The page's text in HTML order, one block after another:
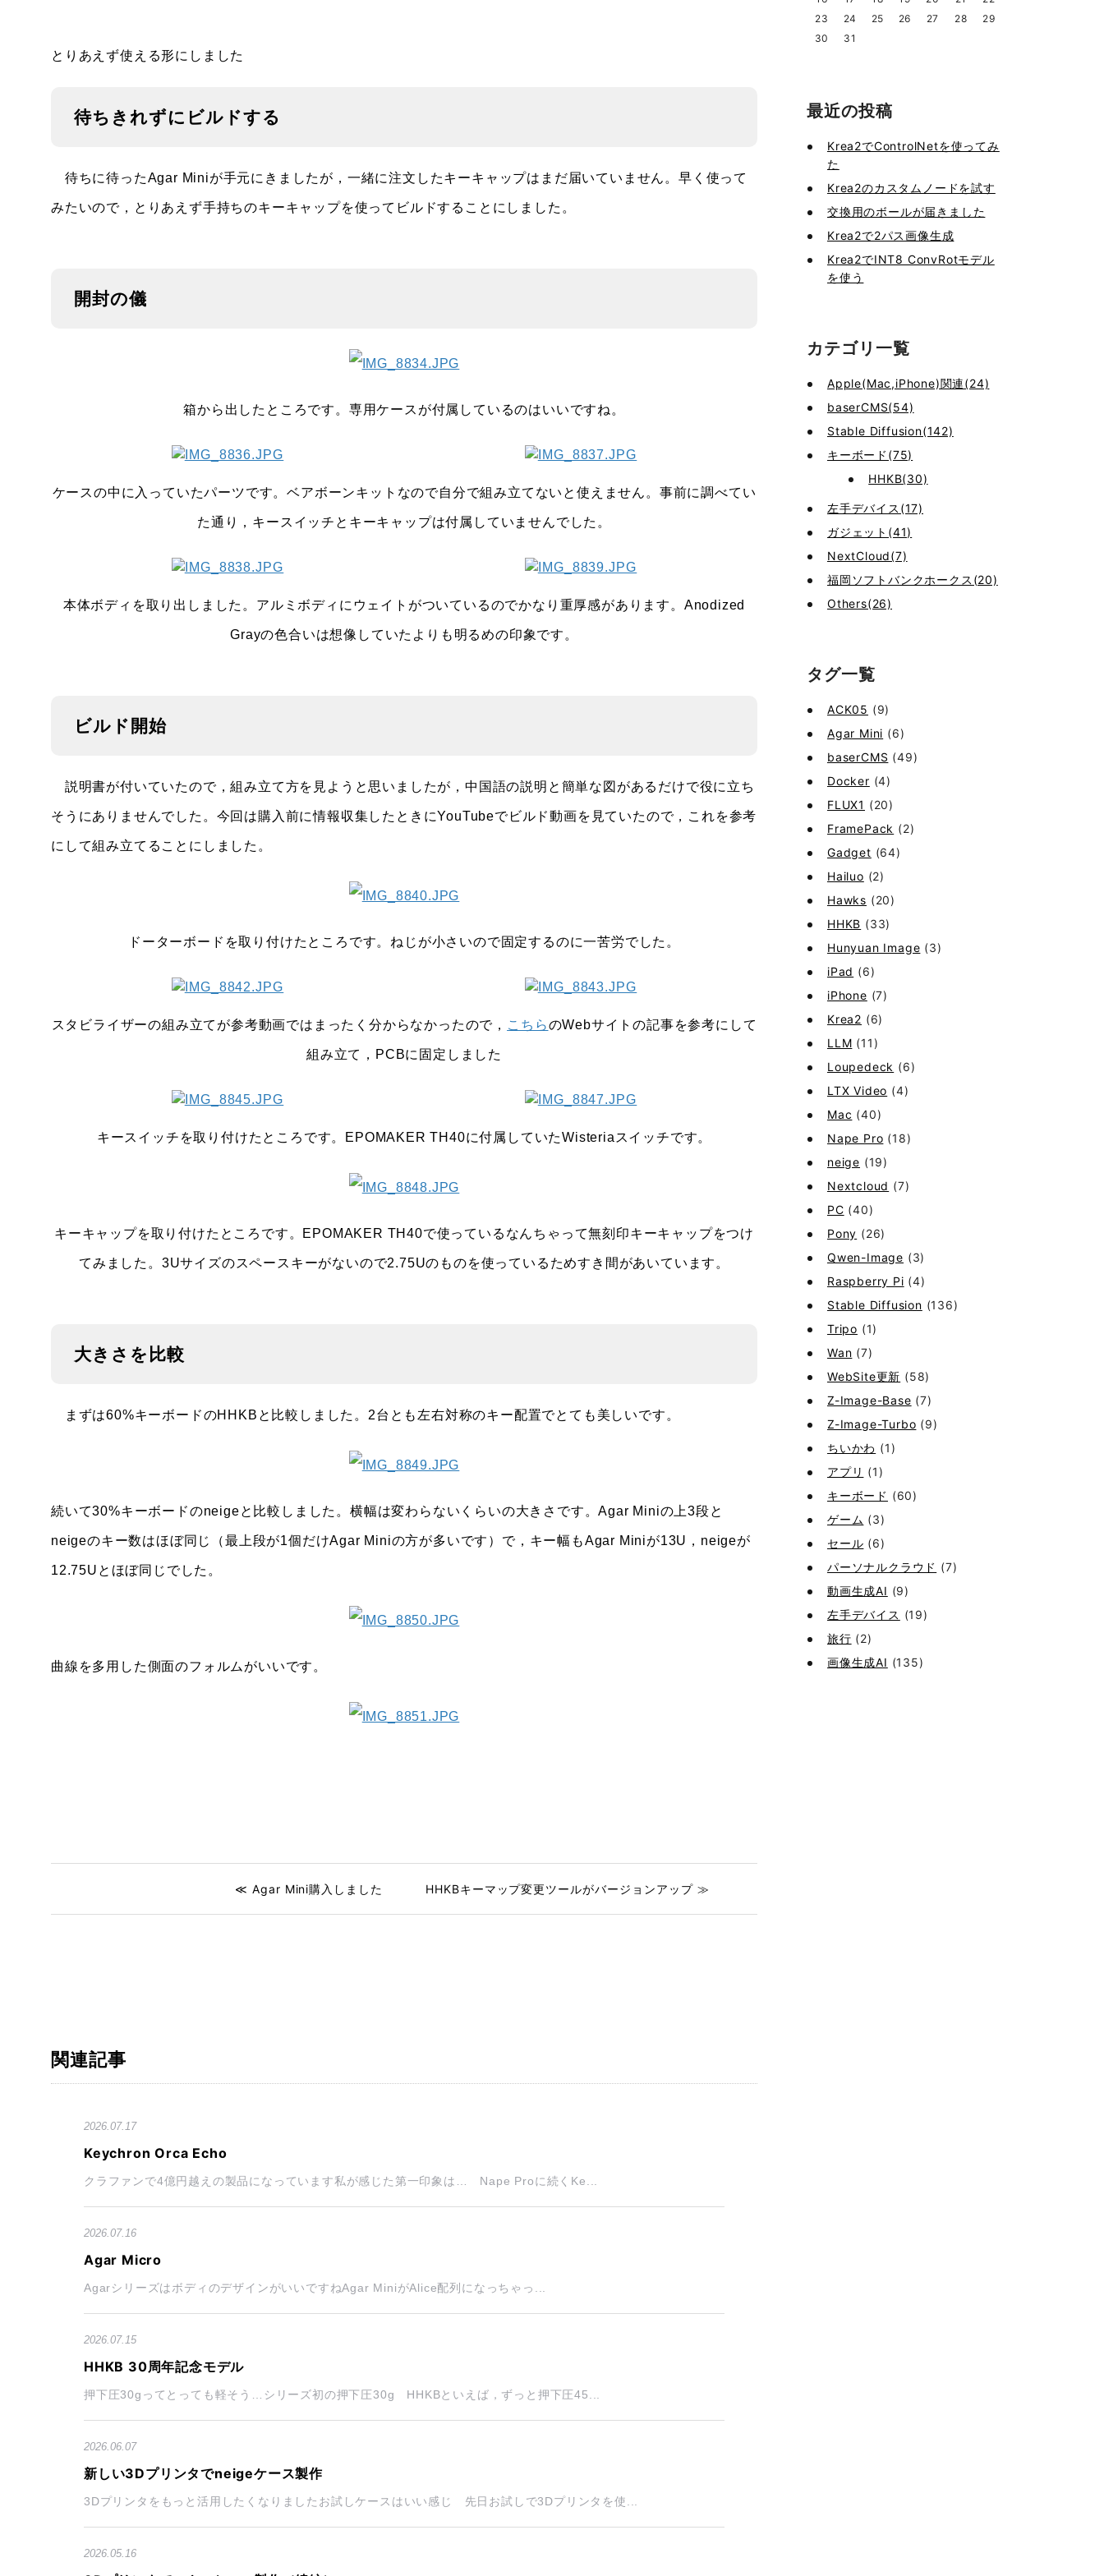
とりあえず使える形にしました
待ちきれずにビルドする
待ちに待ったAgar Miniが手元にきましたが，一緒に注文したキーキャップはまだ届いていません。早く使って
みたいので，とりあえず手持ちのキーキャップを使ってビルドすることにしました。
開封の儀
箱から出したところです。専用ケースが付属しているのはいいですね。
ケースの中に入っていたパーツです。ベアボーンキットなので自分で組み立てないと使えません。事前に調べてい
た通り，キースイッチとキーキャップは付属していませんでした。
本体ボディを取り出しました。アルミボディにウェイトがついているのでかなり重厚感があります。Anodized
Grayの色合いは想像していたよりも明るめの印象です。
ビルド開始
説明書が付いていたので，組み立て方を見ようと思いましたが，中国語の説明と簡単な図があるだけで役に立ち
そうにありませんでした。今回は購入前に情報収集したときにYouTubeでビルド動画を見ていたので，これを参考
にして組み立てることにしました。
ドーターボードを取り付けたところです。ねじが小さいので固定するのに一苦労でした。
スタビライザーの組み立てが参考動画ではまったく分からなかったので， こちらのWebサイトの記事を参考にして
組み立て，PCBに固定しました
キースイッチを取り付けたところです。EPOMAKER TH40に付属していたWisteriaスイッチです。
キーキャップを取り付けたところです。EPOMAKER TH40で使っているなんちゃって無刻印キーキャップをつけ
てみました。3Uサイズのスペースキーがないので2.75Uのものを使っているためすき間があいています。
大きさを比較
まずは60%キーボードのHHKBと比較しました。2台とも左右対称のキー配置でとても美しいです。
続いて30%キーボードのneigeと比較しました。横幅は変わらないくらいの大きさです。Agar Miniの上3段と
neigeのキー数はほぼ同じ（最上段が1個だけAgar Miniの方が多いです）で，キー幅もAgar Miniが13U，neigeが
12.75Uとほぼ同じでした。
曲線を多用した側面のフォルムがいいです。
≪ Agar Mini購入しました HHKBキーマップ変更ツールがバージョンアップ ≫
関連記事
2026.07.17
Keychron Orca Echo
クラファンで4億円越えの製品になっています私が感じた第一印象は… Nape Proに続くKe...
2026.07.16
Agar Micro
AgarシリーズはボディのデザインがいいですねAgar MiniがAlice配列になっちゃっ...
2026.07.15
HHKB 30周年記念モデル
押下圧30gってとっても軽そう…シリーズ初の押下圧30g HHKBといえば，ずっと押下圧45...
2026.06.07
新しい3Dプリンタでneigeケース製作
3Dプリンタをもっと活用したくなりましたお試しケースはいい感じ 先日お試しで3Dプリンタを使...
2026.05.16
23
24 25 26 27 28
29
30
31
最近の投稿
Krea2でControlNetを使ってみ
た
Krea2のカスタムノードを試す
交換用のボールが届きました
Krea2で2パス画像生成
Krea2でINT8 ConvRotモデル
を使う
カテゴリ一覧
Apple(Mac,iPhone)関連(24)
baserCMS(54)
Stable Diffusion(142)
キーボード(75)
HHKB(30)
左手デバイス(17)
ガジェット(41)
NextCloud(7)
福岡ソフトバンクホークス(20)
Others(26)
タグ一覧
ACK05 (9)
Agar Mini (6)
baserCMS (49)
Docker (4)
FLUX1 (20)
FramePack (2)
Gadget (64)
Hailuo (2)
Hawks (20)
HHKB (33)
Hunyuan Image (3)
iPad (6)
iPhone (7)
Krea2 (6)
LLM (11)
Loupedeck (6)
LTX Video (4)
Mac (40)
Nape Pro (18)
neige (19)
Nextcloud (7)
PC (40)
Pony (26)
Qwen-Image (3)
Raspberry Pi (4)
Stable Diffusion (136)
Tripo (1)
Wan (7)
WebSite更新 (58)
Z-Image-Base (7)
Z-Image-Turbo (9)
ちいかわ (1)
アプリ (1)
キーボード (60)
ゲーム (3)
セール (6)
パーソナルクラウド (7)
動画生成AI (9)
左手デバイス (19)
旅行 (2)
画像生成AI (135)